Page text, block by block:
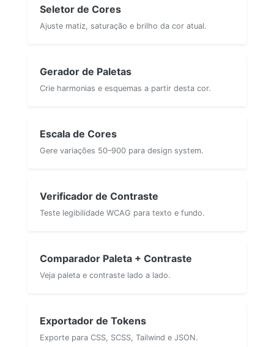
Seletor de Cores
Ajuste matiz, saturação e brilho da cor atual.
Gerador de Paletas
Crie harmonias e esquemas a partir desta cor.
Escala de Cores
Gere variações 50–900 para design system.
Verificador de Contraste
Teste legibilidade WCAG para texto e fundo.
Comparador Paleta + Contraste
Veja paleta e contraste lado a lado.
Exportador de Tokens
Exporte para CSS, SCSS, Tailwind e JSON.